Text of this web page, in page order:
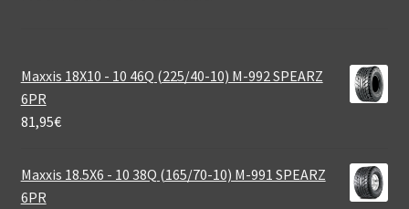
Maxxis 18X10 - 10 46Q (225/40-10) M-992 SPEARZ
6PR
81,95€
Maxxis 18.5X6 - 10 38Q (165/70-10) M-991 SPEARZ
6PR